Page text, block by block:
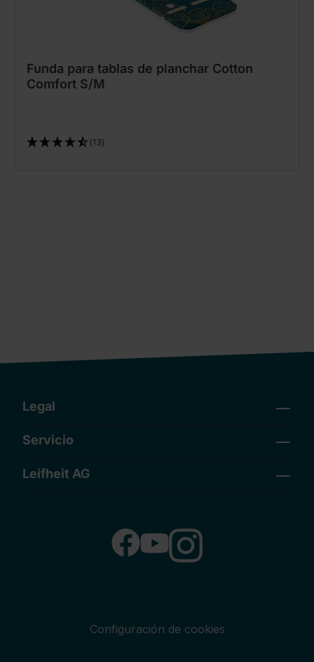
Funda para tablas de planchar Cotton
Comfort S/M
(13)
Legal
Servicio
Leifheit AG
Configuración de cookies